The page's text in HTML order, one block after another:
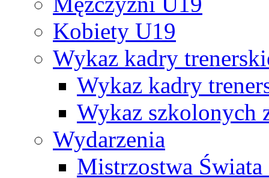
Kobiety U19
Wykaz kadry
Wykaz kadry
Wykaz szkolonych
Wydarzenia
Mistrzostwa